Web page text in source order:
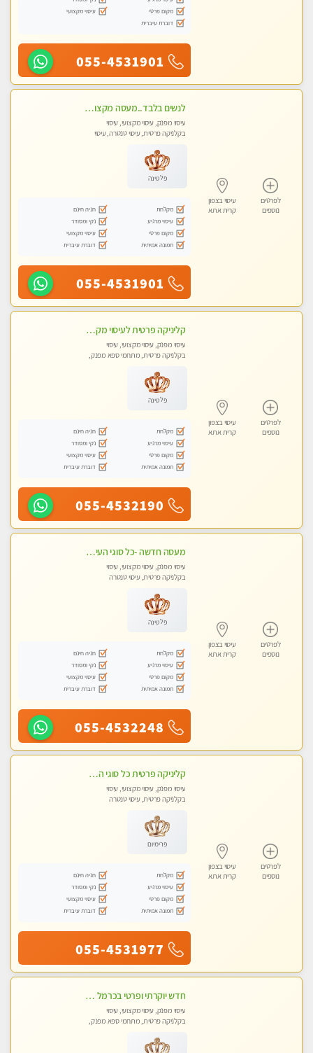
מקום פרטי
עיסוי מקצועי
דוברת עיברית
055-4531901
לפרטים
נוספים
עיסוי בצפון
קרית אתא
לנשים בלבד..מעסה מקצועי לנשים בלבד לעיסוי מרגיע ומפנק VIP-מומלץ לחלוטין! פרטי! ​​​​​​
עיסוי מפנק, עיסוי מקצועי, עיסוי
בקלניקה פרטית, עיסוי טנטרה, עיסוי
פלטינה
מקלחת
חניה חינם
עיסוי מרגיע
נקי ומסודר
מקום פרטי
עיסוי מקצועי
תמונה אמיתית
דוברת עיברית
055-4531901
לפרטים
נוספים
עיסוי בצפון
קרית אתא
קליניקה פרטית לעיסוי מקצועי ואלטרנטיבי ברמה גבוהה VIP תתקשר ..... highly recommended..new in the city
עיסוי מפנק, עיסוי מקצועי, עיסוי
בקלניקה פרטית, מתחמי ספא מפנק,
טנטרה, עיסוי מגבר לגבר, עיסוי מגבר
לאישה
פלטינה
מקלחת
חניה חינם
עיסוי מרגיע
נקי ומסודר
מקום פרטי
עיסוי מקצועי
תמונה אמיתית
דוברת עיברית
055-4532190
לפרטים
נוספים
עיסוי בצפון
קרית אתא
מעסה חדשה -כל סוגי העיסויים מעסה מקצועית ואיכותית פרטי!!!מומלץ לחלוטין!!
עיסוי מפנק, עיסוי מקצועי, עיסוי
בקלניקה פרטית, עיסוי טנטרה
פלטינה
מקלחת
חניה חינם
עיסוי מרגיע
נקי ומסודר
מקום פרטי
עיסוי מקצועי
תמונה אמיתית
דוברת עיברית
055-4532248
לפרטים
נוספים
עיסוי בצפון
קרית אתא
קליניקה פרטית כל סוגי העיסוי מעסה מיוחדת בקליניקה פרטית טל- 054-4840029
עיסוי מפנק, עיסוי מקצועי, עיסוי
בקלניקה פרטית, עיסוי טנטרה
פרימיום
מקלחת
חניה חינם
עיסוי מרגיע
נקי ומסודר
מקום פרטי
עיסוי מקצועי
תמונה אמיתית
דוברת עיברית
055-4531977
חדש יוקרתי ופרטי בכרמל – חיפה! פנקו את עצמכם ברוגע פינוק וחוויה בלתי נשכחת ללא מין !!
עיסוי מפנק, עיסוי מקצועי, עיסוי
בקלניקה פרטית, מתחמי ספא מפנק,